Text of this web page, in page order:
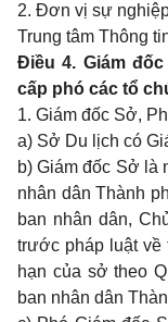
2. Đơn vị sự
Trung tâm Thông
Điều 4. Giám
cấp phó các tổ
1. Giám đốc Sở,
a) Sở Du lịch có
b) Giám đốc Sở là
nhân dân Thành
ban nhân dân,
trước pháp luật về
hạn của sở theo
ban nhân dân